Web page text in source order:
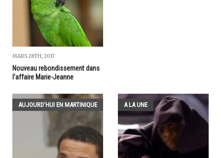
MARS 28TH, 2017
Nouveau rebondissement dans
l'affaire Marie-Jeanne
AUJOURD'HUI EN MARTINIQUE A LA UNE